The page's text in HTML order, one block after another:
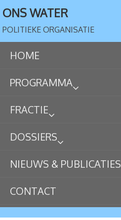
ONS WATER
POLITIEKE ORGANISATIE
HOME
PROGRAMMA
FRACTIE
DOSSIERS
NIEUWS & PUBLICATIES
CONTACT